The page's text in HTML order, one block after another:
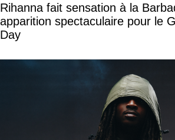
Rihanna fait sensation à la
apparition spectaculaire pour le
Day